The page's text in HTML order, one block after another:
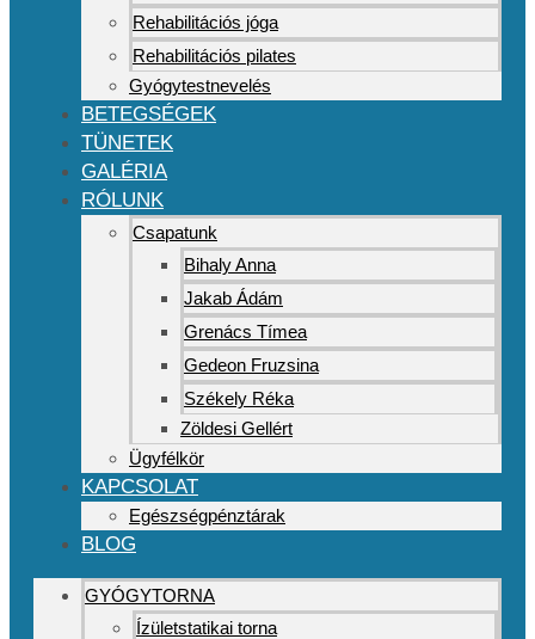
Rehabilitációs jóga
Rehabilitációs pilates
Gyógytestnevelés
BETEGSÉGEK
TÜNETEK
GALÉRIA
RÓLUNK
Csapatunk
Bihaly Anna
Jakab Ádám
Grenács Tímea
Gedeon Fruzsina
Székely Réka
Zöldesi Gellért
Ügyfélkör
KAPCSOLAT
Egészségpénztárak
BLOG
GYÓGYTORNA
Ízületstatikai torna